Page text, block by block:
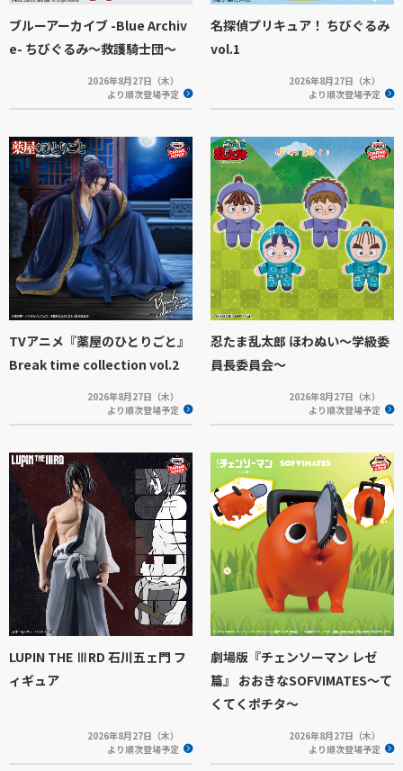
ブルーアーカイブ -Blue Archiv
e- ちびぐるみ～救護騎士団～
2026年8月27日（木）
より順次登場予定
名探偵プリキュア！ ちびぐるみ
vol.1
2026年8月27日（木）
より順次登場予定
TVアニメ『薬屋のひとりごと』
Break time collection vol.2
2026年8月27日（木）
より順次登場予定
忍たま乱太郎 ほわぬい～学級委
員長委員会～
2026年8月27日（木）
より順次登場予定
LUPIN THE ⅢRD 石川五ェ門 フ
ィギュア
2026年8月27日（木）
より順次登場予定
劇場版『チェンソーマン レゼ
篇』 おおきなSOFVIMATES～て
くてくポチタ～
2026年8月27日（木）
より順次登場予定